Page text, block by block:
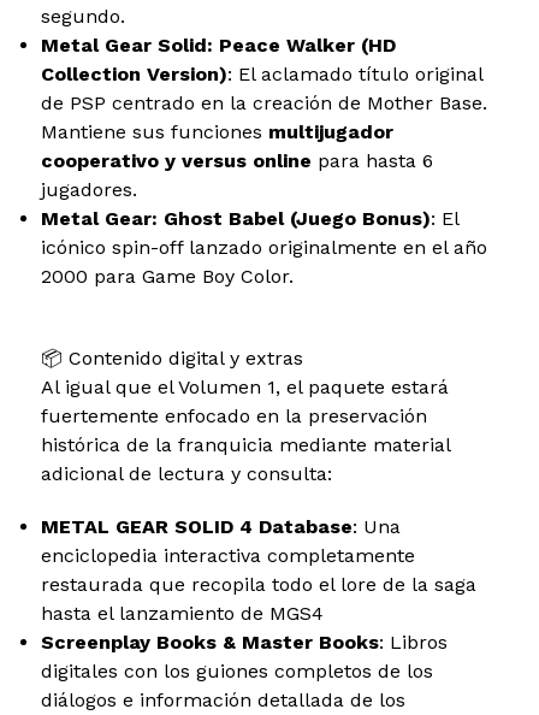
segundo.
Metal Gear Solid: Peace Walker (HD
Collection Version): El aclamado título original
de PSP centrado en la creación de Mother Base.
Mantiene sus funciones multijugador
cooperativo y versus online para hasta 6
jugadores.
Metal Gear: Ghost Babel (Juego Bonus): El
icónico spin-off lanzado originalmente en el año
2000 para Game Boy Color.
📦 Contenido digital y extras
Al igual que el Volumen 1, el paquete estará
fuertemente enfocado en la preservación
histórica de la franquicia mediante material
adicional de lectura y consulta:
METAL GEAR SOLID 4 Database: Una
enciclopedia interactiva completamente
restaurada que recopila todo el lore de la saga
hasta el lanzamiento de MGS4
Screenplay Books & Master Books: Libros
digitales con los guiones completos de los
diálogos e información detallada de los